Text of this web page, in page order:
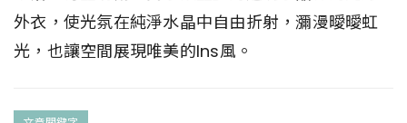
外衣，使光氛在純淨水晶中自由折射，瀰漫曖曖虹
光，也讓空間展現唯美的Ins風。